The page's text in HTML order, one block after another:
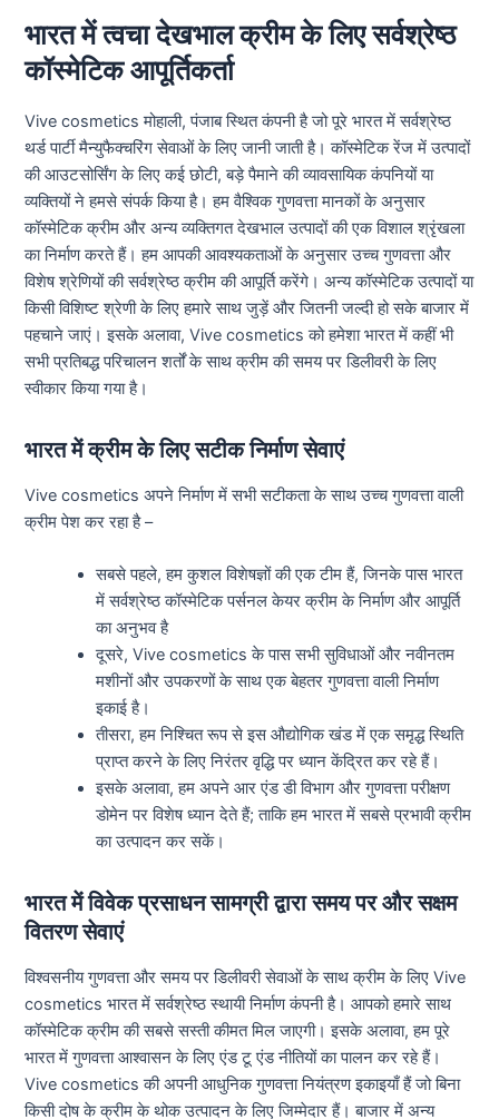
भारत में त्वचा देखभाल क्रीम के लिए सर्वश्रेष्ठ
कॉस्मेटिक आपूर्तिकर्ता
Vive cosmetics मोहाली, पंजाब स्थित कंपनी है जो पूरे भारत में सर्वश्रेष्ठ
थर्ड पार्टी मैन्युफैक्चरिंग सेवाओं के लिए जानी जाती है। कॉस्मेटिक रेंज में उत्पादों
की आउटसोर्सिंग के लिए कई छोटी, बड़े पैमाने की व्यावसायिक कंपनियों या
व्यक्तियों ने हमसे संपर्क किया है। हम वैश्विक गुणवत्ता मानकों के अनुसार
कॉस्मेटिक क्रीम और अन्य व्यक्तिगत देखभाल उत्पादों की एक विशाल श्रृंखला
का निर्माण करते हैं। हम आपकी आवश्यकताओं के अनुसार उच्च गुणवत्ता और
विशेष श्रेणियों की सर्वश्रेष्ठ क्रीम की आपूर्ति करेंगे। अन्य कॉस्मेटिक उत्पादों या
किसी विशिष्ट श्रेणी के लिए हमारे साथ जुड़ें और जितनी जल्दी हो सके बाजार में
पहचाने जाएं। इसके अलावा, Vive cosmetics को हमेशा भारत में कहीं भी
सभी प्रतिबद्ध परिचालन शर्तों के साथ क्रीम की समय पर डिलीवरी के लिए
स्वीकार किया गया है।
भारत में क्रीम के लिए सटीक निर्माण सेवाएं
Vive cosmetics अपने निर्माण में सभी सटीकता के साथ उच्च गुणवत्ता वाली
क्रीम पेश कर रहा है –
सबसे पहले, हम कुशल विशेषज्ञों की एक टीम हैं, जिनके पास भारत
में सर्वश्रेष्ठ कॉस्मेटिक पर्सनल केयर क्रीम के निर्माण और आपूर्ति
का अनुभव है
दूसरे, Vive cosmetics के पास सभी सुविधाओं और नवीनतम
मशीनों और उपकरणों के साथ एक बेहतर गुणवत्ता वाली निर्माण
इकाई है।
तीसरा, हम निश्चित रूप से इस औद्योगिक खंड में एक समृद्ध स्थिति
प्राप्त करने के लिए निरंतर वृद्धि पर ध्यान केंद्रित कर रहे हैं।
इसके अलावा, हम अपने आर एंड डी विभाग और गुणवत्ता परीक्षण
डोमेन पर विशेष ध्यान देते हैं; ताकि हम भारत में सबसे प्रभावी क्रीम
का उत्पादन कर सकें।
भारत में विवेक प्रसाधन सामग्री द्वारा समय पर और सक्षम
वितरण सेवाएं
विश्वसनीय गुणवत्ता और समय पर डिलीवरी सेवाओं के साथ क्रीम के लिए Vive
cosmetics भारत में सर्वश्रेष्ठ स्थायी निर्माण कंपनी है। आपको हमारे साथ
कॉस्मेटिक क्रीम की सबसे सस्ती कीमत मिल जाएगी। इसके अलावा, हम पूरे
भारत में गुणवत्ता आश्वासन के लिए एंड टू एंड नीतियों का पालन कर रहे हैं।
Vive cosmetics की अपनी आधुनिक गुणवत्ता नियंत्रण इकाइयाँ हैं जो बिना
किसी दोष के क्रीम के थोक उत्पादन के लिए जिम्मेदार हैं। बाजार में अन्य